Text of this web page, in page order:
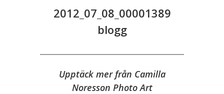
2012_07_08_00001389
blogg
Upptäck mer från Camilla
Noresson Photo Art